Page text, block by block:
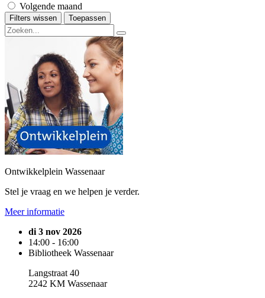
Volgende maand
Filters wissen Toepassen
Ontwikkelplein Wassenaar
Stel je vraag en we helpen je verder.
Meer informatie
di 3 nov 2026
14:00 - 16:00
Bibliotheek Wassenaar
Langstraat 40
2242 KM Wassenaar